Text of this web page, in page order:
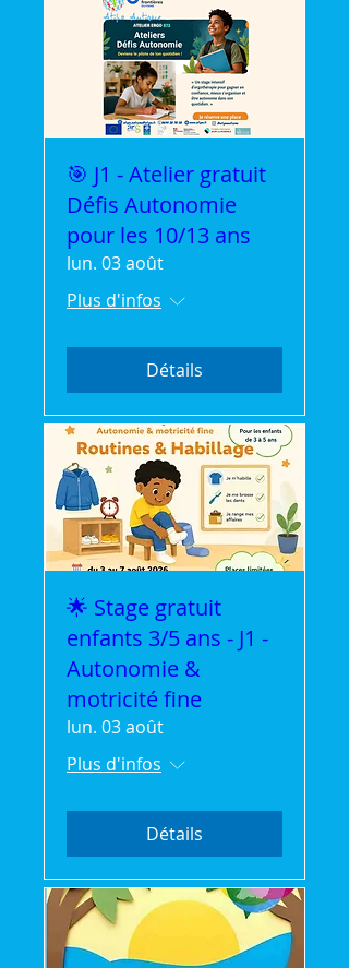
🎯 J1 - Atelier gratuit
Défis Autonomie
pour les 10/13 ans
lun. 03 août
Plus d'infos
Détails
🌟 Stage gratuit
enfants 3/5 ans - J1 -
Autonomie &
motricité fine
lun. 03 août
Plus d'infos
Détails